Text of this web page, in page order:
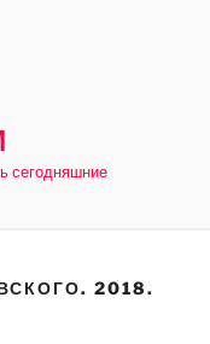
сегодняшние
2018.